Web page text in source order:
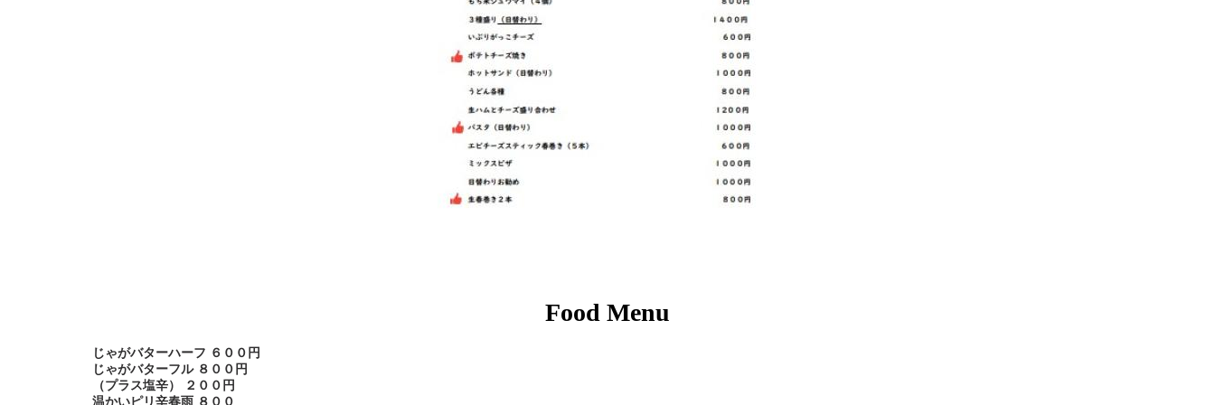
Food Menu
じゃがバターハーフ ６００円
じゃがバターフル ８００円
（プラス塩辛） ２００円
温かいピリ辛春雨 ８００